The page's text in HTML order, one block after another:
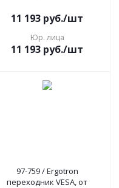
11 193 руб./шт
Юр. лица
11 193 руб./шт
97-759 / Ergotron
переходник VESA, от